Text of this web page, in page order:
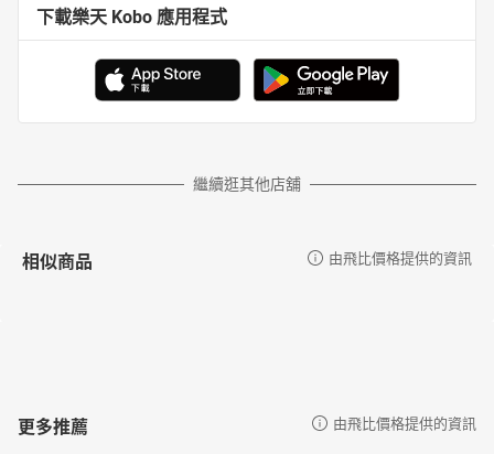
下載樂天 Kobo 應用程式
繼續逛其他店舖
相似商品 由飛比價格提供的資訊
更多推薦 由飛比價格提供的資訊